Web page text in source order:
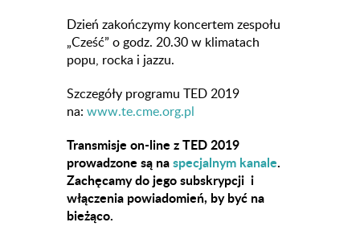
Dzień zakończymy koncertem zespołu
„Cześć” o godz. 20.30 w klimatach
popu, rocka i jazzu.
Szczegóły programu TED 2019
na:www.te.cme.org.pl
Transmisje on-line z TED 2019
prowadzone są naspecjalnym kanale.
Zachęcamy do jego subskrypcji i
włączenia powiadomień, by być na
bieżąco.